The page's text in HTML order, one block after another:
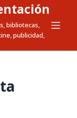
bibliotecas,
publicidad,